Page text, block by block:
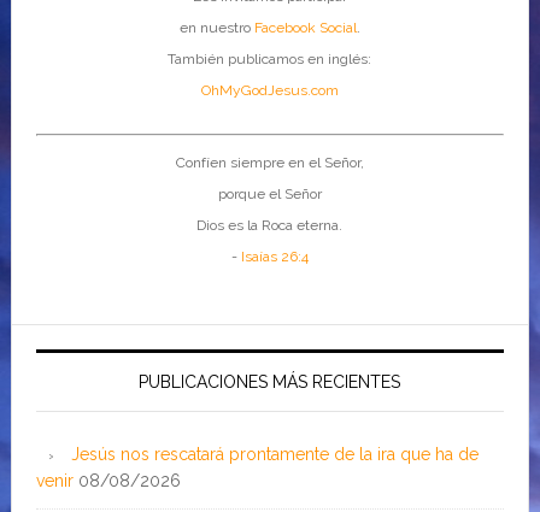
en nuestro Facebook Social.
También publicamos en inglés:
OhMyGodJesus.com
Confíen siempre en el Señor,
porque el Señor
Dios es la Roca eterna.
- Isaías 26:4
PUBLICACIONES MÁS RECIENTES
Jesús nos rescatará prontamente de la ira que ha de
venir 08/08/2026